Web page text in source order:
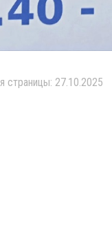
страницы: 27.10.2025